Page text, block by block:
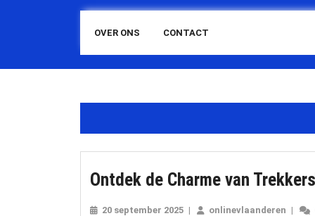
OVER ONS CONTACT
Ontdek de Charme van
20 september 2025 20
| onlinevlaanderen |